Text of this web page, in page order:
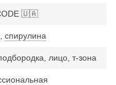
🇺🇦
спирулина
лицо, т-зона